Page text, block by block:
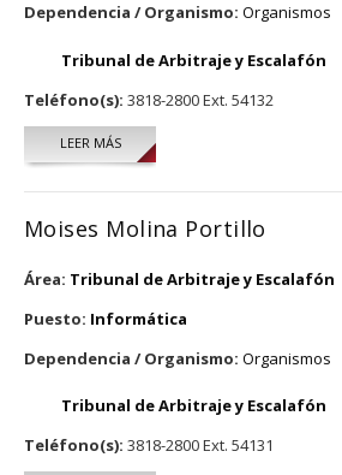
Dependencia / Organismo: Organismos
Tribunal de Arbitraje y Escalafón
Teléfono(s): 3818-2800 Ext. 54132
LEER MÁSSOBRE SAMUEL GONZÁLEZ ALONSO
Moises Molina Portillo
Área: Tribunal de Arbitraje y Escalafón
Puesto: Informática
Dependencia / Organismo: Organismos
Tribunal de Arbitraje y Escalafón
Teléfono(s): 3818-2800 Ext. 54131